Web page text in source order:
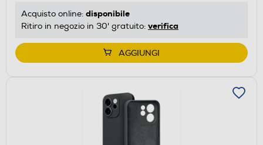
Acquisto online: disponibile
Ritiro in negozio in 30' gratuito: verifica
AGGIUNGI